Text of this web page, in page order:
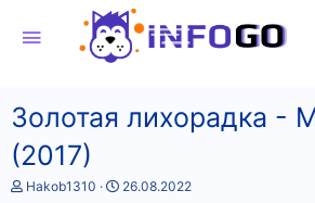
Золотая лихорадка -
(2017)
А
Hakob1310
Д
26.08.2022